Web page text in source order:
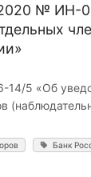
№ ИН-
5 «Об
Банк